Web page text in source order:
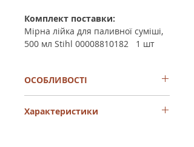
Комплект поставки:
Мірна лійка для паливної суміші,
500 мл Stihl 00008810182 1 шт
ОСОБЛИВОСТІ
мастил
Характеристики